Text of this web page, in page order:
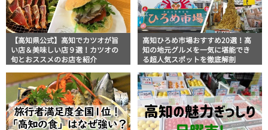
【高知県公式】高知でカツオが旨
い店＆美味しい店９選！カツオの
旬とおススメのお店を紹介
高知ひろめ市場おすすめ20選！高
知の地元グルメを一気に堪能でき
る超人気スポットを徹底解剖